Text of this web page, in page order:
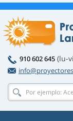
910 602 645 (lu-